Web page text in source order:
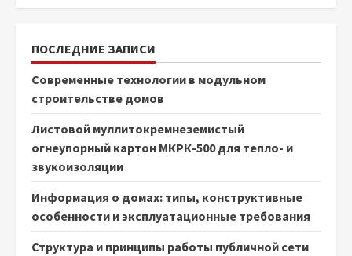
ПОСЛЕДНИЕ ЗАПИСИ
Современные технологии в модульном
строительстве домов
Листовой муллитокремнеземистый
огнеупорный картон МКРК-500 для тепло- и
звукоизоляции
Информация о домах: типы, конструктивные
особенности и эксплуатационные требования
Структура и принципы работы публичной сети